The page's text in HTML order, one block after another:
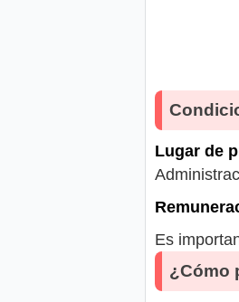
Lugar de
Es
¿Cómo